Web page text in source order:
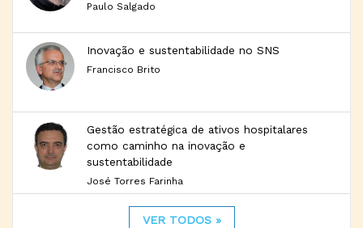
Paulo Salgado
Inovação e sustentabilidade no SNS
Francisco Brito
Gestão estratégica de ativos hospitalares
como caminho na inovação e
sustentabilidade
José Torres Farinha
VER TODOS »